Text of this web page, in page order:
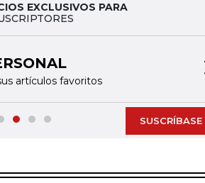
EXCLUSIVOS PARA
artículos favoritos
SUSCRÍBASE